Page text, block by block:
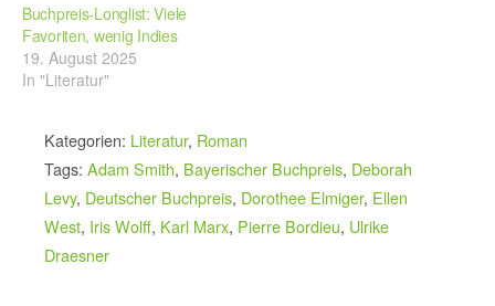
Buchpreis-Longlist: Viele
Favoriten, wenig Indies
19. August 2025
In "Literatur"
Kategorien: Literatur, Roman
Tags: Adam Smith, Bayerischer Buchpreis, Deborah
Levy, Deutscher Buchpreis, Dorothee Elmiger, Ellen
West, Iris Wolff, Karl Marx, Pierre Bordieu, Ulrike
Draesner